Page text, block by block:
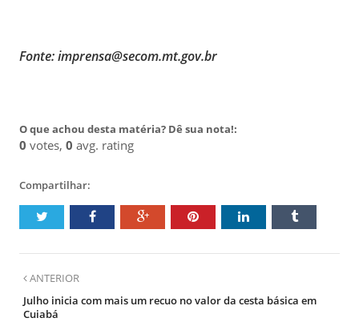
Fonte: imprensa@secom.mt.gov.br
O que achou desta matéria? Dê sua nota!:
0 votes, 0 avg. rating
Compartilhar:
ANTERIOR
Julho inicia com mais um recuo no valor da cesta básica em
Cuiabá